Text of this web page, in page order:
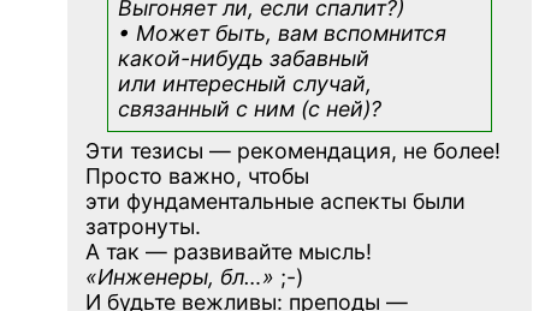
Выгоняет ли, если спалит?)
• Может быть, вам вспомнится
какой-нибудь забавный
или интересный случай,
связанный с ним (с ней)?
Эти тезисы — рекомендация, не более!
Просто важно, чтобы
эти фундаментальные аспекты были
затронуты.
А так — развивайте мысль!
«Инженеры, бл…» ;-)
И будьте вежливы: преподы —